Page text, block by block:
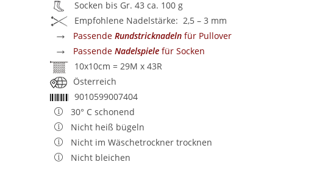
Socken bis Gr. 43 ca. 100 g
Empfohlene Nadelstärke: 2,5 – 3 mm
→ PassendeRundstricknadeln für Pullover
→ PassendeNadelspiele für Socken
10x10cm = 29M x 43R
Österreich
9010599007404
30° C schonend
Nicht heiß bügeln
Nicht im Wäschetrockner trocknen
Nicht bleichen